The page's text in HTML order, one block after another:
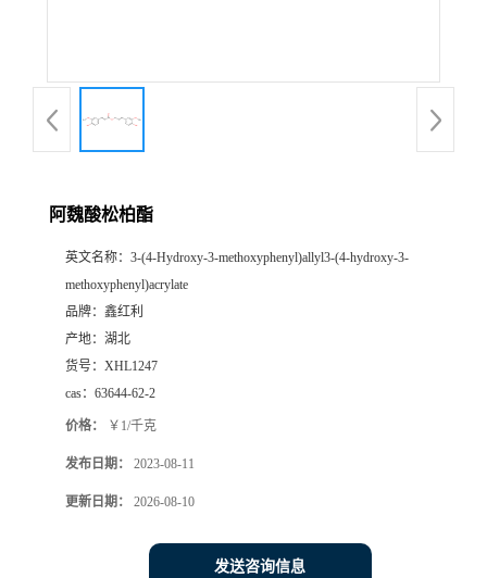
阿魏酸松柏酯
英文名称： 3-(4-Hydroxy-3-methoxyphenyl)allyl3-(4-hydroxy-3-
methoxyphenyl)acrylate
品牌： 鑫红利
产地： 湖北
货号： XHL1247
cas： 63644-62-2
价格： ￥1/千克
发布日期： 2023-08-11
更新日期： 2026-08-10
发送咨询信息